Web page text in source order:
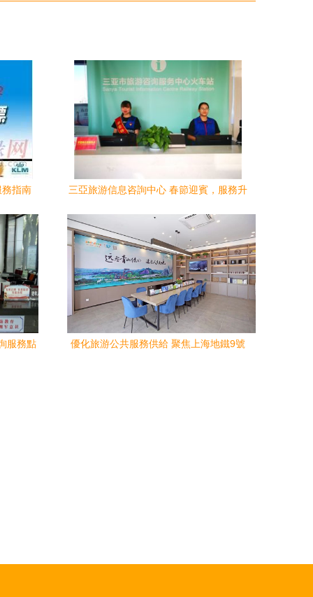
指南
三亞旅游信息咨詢中心 春節迎賓，服務升
服務點
優化旅游公共服務供給 聚焦上海地鐵9號